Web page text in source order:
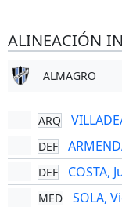
ALINEACIÓN
ALMAGRO
ARQ
DEF
DEF COSTA,
MED SOLA,